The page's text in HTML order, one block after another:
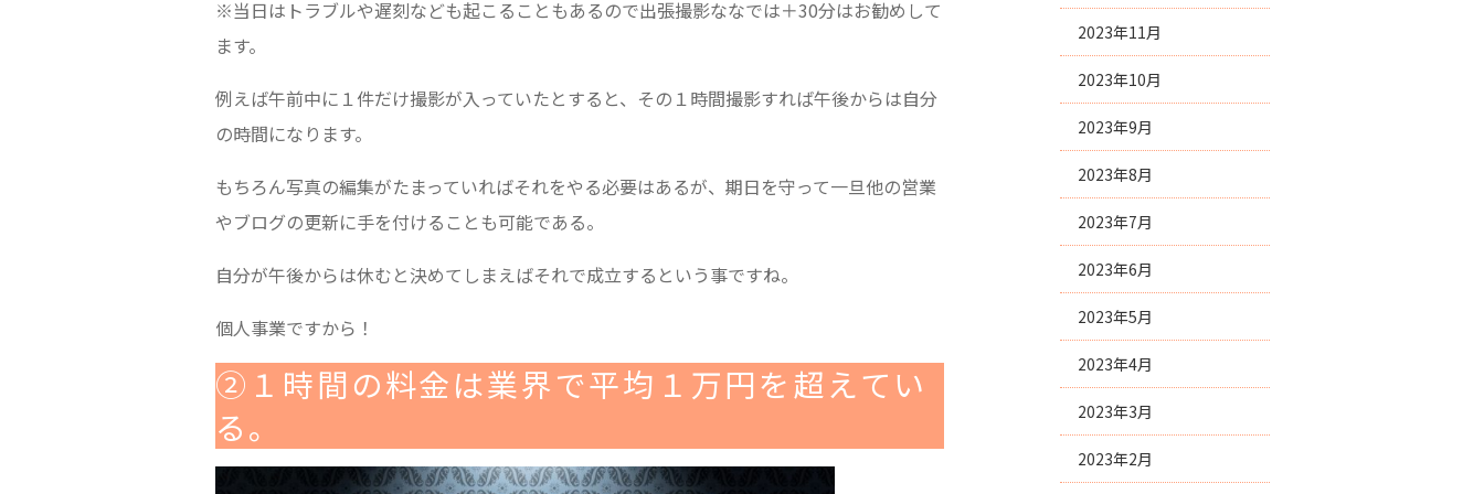
※当日はトラブルや遅刻なども起こることもあるので出張撮影ななでは＋30分はお勧めして
ます。
例えば午前中に１件だけ撮影が入っていたとすると、その１時間撮影すれば午後からは自分
の時間になります。
もちろん写真の編集がたまっていればそれをやる必要はあるが、期日を守って一旦他の営業
やブログの更新に手を付けることも可能である。
自分が午後からは休むと決めてしまえばそれで成立するという事ですね。
個人事業ですから！
②１時間の料金は業界で平均１万円を超えてい
る。
2023年11月
2023年10月
2023年9月
2023年8月
2023年7月
2023年6月
2023年5月
2023年4月
2023年3月
2023年2月